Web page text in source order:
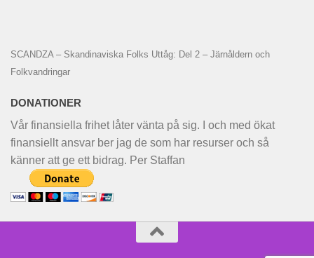
SCANDZA – Skandinaviska Folks Uttåg: Del 2 – Järnåldern och
Folkvandringar
DONATIONER
Vår finansiella frihet låter vänta på sig. I och med ökat
finansiellt ansvar ber jag de som har resurser och så
känner att ge ett bidrag. Per Staffan